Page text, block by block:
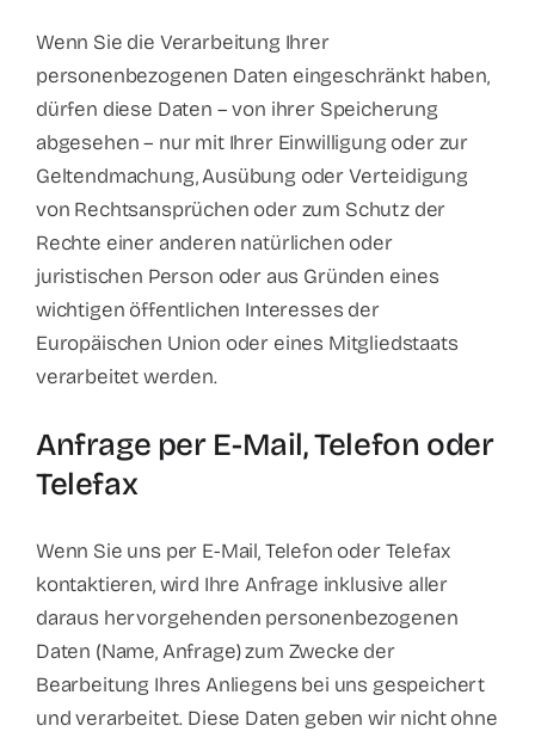
Wenn Sie die Verarbeitung Ihrer
personenbezogenen Daten eingeschränkt haben,
dürfen diese Daten – von ihrer Speicherung
abgesehen – nur mit Ihrer Einwilligung oder zur
Geltendmachung, Ausübung oder Verteidigung
von Rechtsansprüchen oder zum Schutz der
Rechte einer anderen natürlichen oder
juristischen Person oder aus Gründen eines
wichtigen öffentlichen Interesses der
Europäischen Union oder eines Mitgliedstaats
verarbeitet werden.
Anfrage per E-Mail, Telefon oder
Telefax
Wenn Sie uns per E-Mail, Telefon oder Telefax
kontaktieren, wird Ihre Anfrage inklusive aller
daraus hervorgehenden personenbezogenen
Daten (Name, Anfrage) zum Zwecke der
Bearbeitung Ihres Anliegens bei uns gespeichert
und verarbeitet. Diese Daten geben wir nicht ohne